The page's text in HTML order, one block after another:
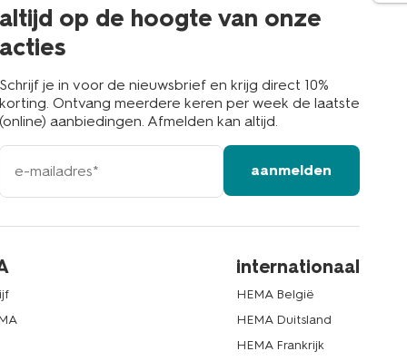
altijd op de hoogte van onze
acties
Schrijf je in voor de nieuwsbrief en krijg direct 10%
korting. Ontvang meerdere keren per week de laatste
(online) aanbiedingen. Afmelden kan altijd.
e-
mailadres
aanmelden
internationaal
HEMA België
HEMA Duitsland
HEMA Frankrijk